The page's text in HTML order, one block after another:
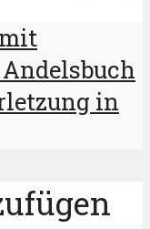
mit
in